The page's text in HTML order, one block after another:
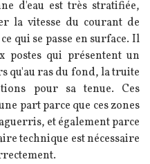
d'eau est très stratifiée,
la vitesse du courant de
qui se passe en surface. Il
postes qui présentent un
qu'au ras du fond, la truite
pour sa tenue. Ces
part parce que ces zones
et également parce
technique est nécessaire